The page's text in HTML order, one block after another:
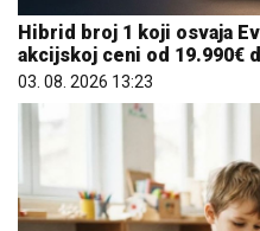
Hibrid broj 1 koji osvaja
akcijskoj ceni od 19.990€
03. 08. 2026 13:23